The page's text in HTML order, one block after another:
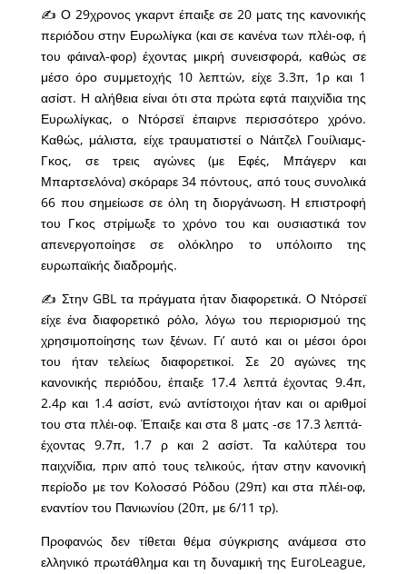
✍ Ο 29χρονος γκαρντ έπαιξε σε 20 ματς της κανονικής
περιόδου στην Ευρωλίγκα (και σε κανένα των πλέι-οφ, ή
του φάιναλ-φορ) έχοντας μικρή συνεισφορά, καθώς σε
μέσο όρο συμμετοχής 10 λεπτών, είχε 3.3π, 1ρ και 1
ασίστ. Η αλήθεια είναι ότι στα πρώτα εφτά παιχνίδια της
Ευρωλίγκας, ο Ντόρσεϊ έπαιρνε περισσότερο χρόνο.
Καθώς, μάλιστα, είχε τραυματιστεί ο Νάιτζελ Γουίλιαμς-
Γκος, σε τρεις αγώνες (με Εφές, Μπάγερν και
Μπαρτσελόνα) σκόραρε 34 πόντους, από τους συνολικά
66 που σημείωσε σε όλη τη διοργάνωση. Η επιστροφή
του Γκος στρίμωξε το χρόνο του και ουσιαστικά τον
απενεργοποίησε σε ολόκληρο το υπόλοιπο της
ευρωπαϊκής διαδρομής.
✍ Στην GBL τα πράγματα ήταν διαφορετικά. Ο Ντόρσεϊ
είχε ένα διαφορετικό ρόλο, λόγω του περιορισμού της
χρησιμοποίησης των ξένων. Γι’ αυτό και οι μέσοι όροι
του ήταν τελείως διαφορετικοί. Σε 20 αγώνες της
κανονικής περιόδου, έπαιξε 17.4 λεπτά έχοντας 9.4π,
2.4ρ και 1.4 ασίστ, ενώ αντίστοιχοι ήταν και οι αριθμοί
του στα πλέι-οφ. Έπαιξε και στα 8 ματς -σε 17.3 λεπτά-
έχοντας 9.7π, 1.7 ρ και 2 ασίστ. Τα καλύτερα του
παιχνίδια, πριν από τους τελικούς, ήταν στην κανονική
περίοδο με τον Κολοσσό Ρόδου (29π) και στα πλέι-οφ,
εναντίον του Πανιωνίου (20π, με 6/11 τρ).
Προφανώς δεν τίθεται θέμα σύγκρισης ανάμεσα στο
ελληνικό πρωτάθλημα και τη δυναμική της EuroLeague,